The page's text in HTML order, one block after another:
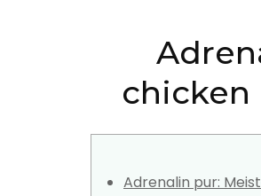
chicken
Adrenalin pur: